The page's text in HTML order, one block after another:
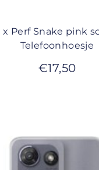
x Perf Snake pink
Telefoonhoesje
€17,50